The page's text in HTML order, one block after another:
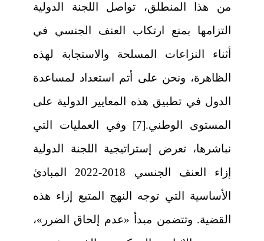
من هذا المنطلق، تواصل اللجنة الدولية
التزامها بمنع ارتكاب العنف الجنسي في
أثناء النزاعات المسلحة والاستجابة لهذه
الظاهرة، ونحن على أتم استعداد لمساعدة
الدول في تطبيق هذه المعايير الدولية على
المستوى الوطني.[7] وفي العمليات التي
نباشرها، تعرض إستراتيجية اللجنة الدولية
إزاء العنف الجنسي 2018-2022 المبادئ
الأساسية التي توجه النهج المتبع إزاء هذه
القضية. وتتضمن مبدأ «عدم إلحاق الضرر»،